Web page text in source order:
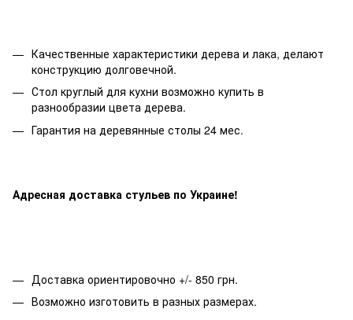
Качественные характеристики дерева и лака, делают
конструкцию долговечной.
Стол круглый для кухни возможно купить в
разнообразии цвета дерева.
Гарантия на деревянные столы 24 мес.
Адресная доставка стульев по Украине!
Доставка ориентировочно +/- 850 грн.
Возможно изготовить в разных размерах.